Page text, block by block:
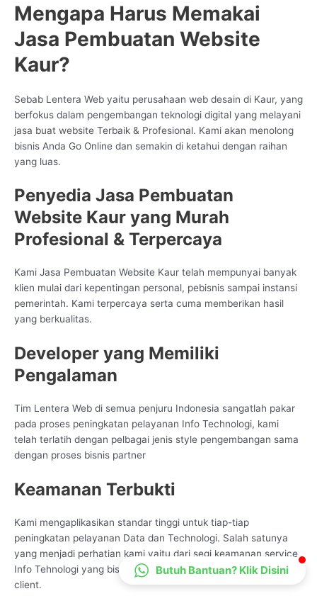
Mengapa Harus Memakai
Jasa Pembuatan Website
Kaur?
Sebab Lentera Web yaitu perusahaan web desain di Kaur, yang
berfokus dalam pengembangan teknologi digital yang melayani
jasa buat website Terbaik & Profesional. Kami akan menolong
bisnis Anda Go Online dan semakin di ketahui dengan raihan
yang luas.
Penyedia Jasa Pembuatan
Website Kaur yang Murah
Profesional & Terpercaya
Kami Jasa Pembuatan Website Kaur telah mempunyai banyak
klien mulai dari kepentingan personal, pebisnis sampai instansi
pemerintah. Kami terpercaya serta cuma memberikan hasil
yang berkualitas.
Developer yang Memiliki
Pengalaman
Tim Lentera Web di semua penjuru Indonesia sangatlah pakar
pada proses peningkatan pelayanan Info Technologi, kami
telah terlatih dengan pelbagai jenis style pengembangan sama
dengan proses bisnis partner
Keamanan Terbukti
Kami mengaplikasikan standar tinggi untuk tiap-tiap
peningkatan pelayanan Data dan Technologi. Salah satunya
yang menjadi perhatian kami yaitu dari segi keamanan service
Info Tehnologi yang bisa kami samakan dengan keperluan
client.
CS Lenteraweb
Online
Butuh Bantuan? Klik Disini